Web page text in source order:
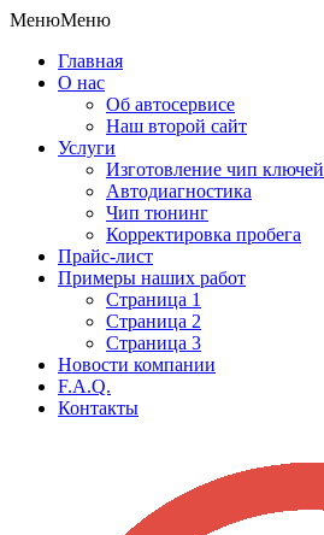
МенюМеню
Главная
О нас
Об автосервисе
Наш второй сайт
Услуги
Изготовление чип ключей
Автодиагностика
Чип тюнинг
Корректировка пробега
Прайс-лист
Примеры наших работ
Страница 1
Страница 2
Страница 3
Новости компании
F.A.Q.
Контакты